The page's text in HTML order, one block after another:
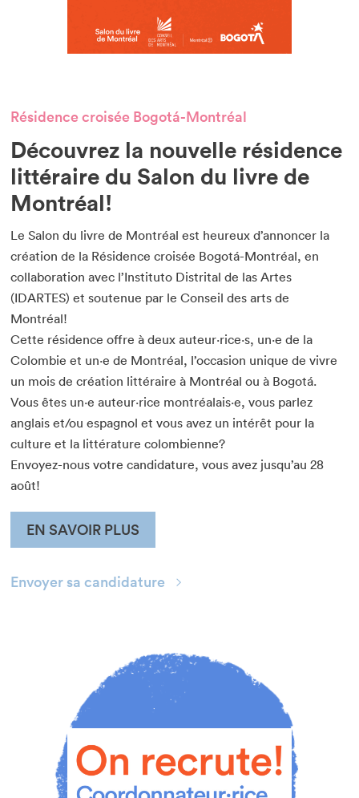
Résidence croisée Bogotá-Montréal
Découvrez la nouvelle résidence
littéraire du Salon du livre de
Montréal!
Le Salon du livre de Montréal est heureux d’annoncer la
création de la Résidence croisée Bogotá-Montréal, en
collaboration avec l’Instituto Distrital de las Artes
(IDARTES) et soutenue par le Conseil des arts de
Montréal!
Cette résidence offre à deux auteur·rice·s, un·e de la
Colombie et un·e de Montréal, l’occasion unique de vivre
un mois de création littéraire à Montréal ou à Bogotá.
Vous êtes un·e auteur·rice montréalais·e, vous parlez
anglais et/ou espagnol et vous avez un intérêt pour la
culture et la littérature colombienne?
Envoyez-nous votre candidature, vous avez jusqu’au 28
août!
EN SAVOIR PLUS
Envoyer sa candidature